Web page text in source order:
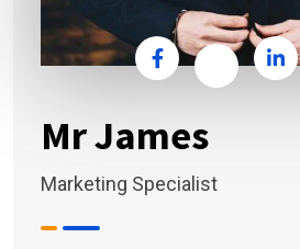
Mr James
Marketing Specialist